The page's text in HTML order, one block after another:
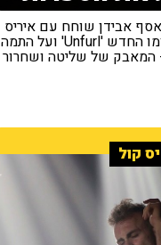
אסף אבידן שוחח עם איריס
קול על אלבומו החדש 'Unfurl' ועל התמה
המאבק של שליטה ושחרור
קול